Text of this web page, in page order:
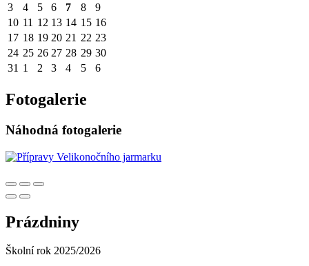
3
4 5 6 7 8
9
10 11 12 13 14 15 16
17 18 19 20 21 22 23
24 25 26 27 28 29 30
31 1 2 3 4 5 6
Fotogalerie
Náhodná fotogalerie
Prázdniny
Školní rok 2025/2026